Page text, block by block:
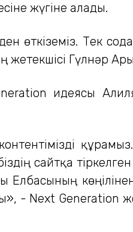
жүгіне алады.
өткіземіз. Тек
жетекшісі Гүлнәр
идеясы
сайтқа
Елбасының
- Next Generation